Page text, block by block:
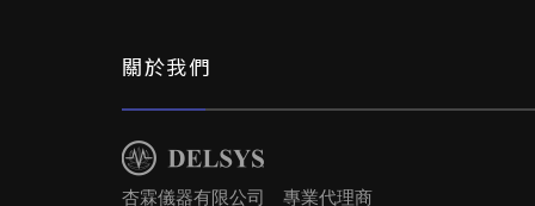
關於我們
杏霖儀器有限公司 專業代理商